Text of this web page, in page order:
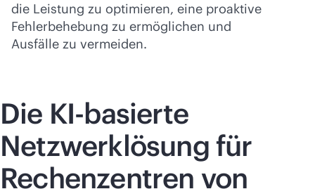
die Leistung zu optimieren, eine proaktive
Fehlerbehebung zu ermöglichen und
Ausfälle zu vermeiden.
Die KI-basierte
Netzwerklösung für
Rechenzentren von